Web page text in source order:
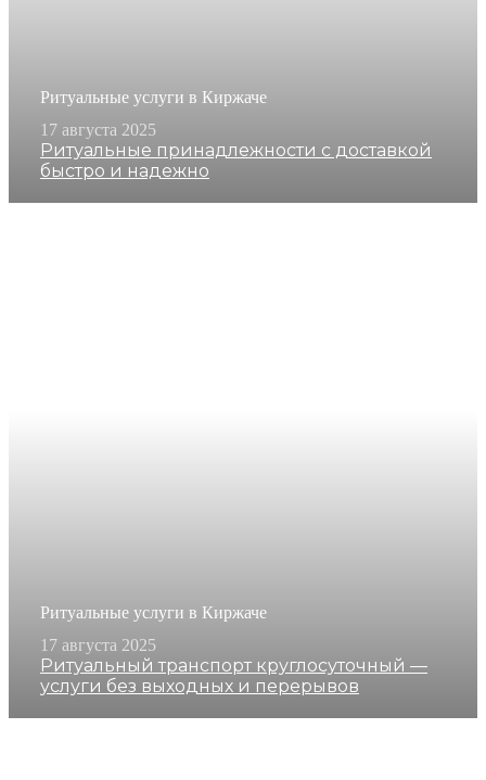
Ритуальные услуги в Киржаче
17 августа 2025
Ритуальные принадлежности с доставкой
быстро и надежно
Ритуальные услуги в Киржаче
17 августа 2025
Ритуальный транспорт круглосуточный —
услуги без выходных и перерывов